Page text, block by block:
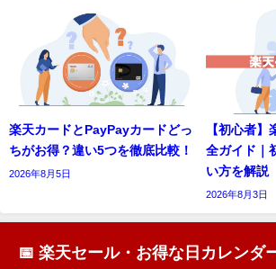
楽天カードとPayPayカードどっ
ちがお得？違い5つを徹底比較！
2026年8月5日
【初心者
全ガイド｜
い方を解説
2026年8月3日
📅 楽天セール・お得な日カレンダ